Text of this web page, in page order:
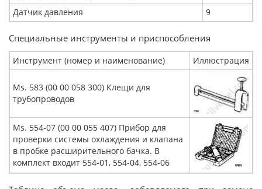
Датчик давления 9
Специальные инструменты и приспособления
Инструмент (номер и наименование) Иллюстрация
Ms. 583 (00 00 058 300) Клещи для
трубопроводов
Ms. 554-07 (00 00 055 407) Прибор для
проверки системы охлаждения и клапана
в пробке расширительного бачка. В
комплект входит 554-01, 554-04, 554-06